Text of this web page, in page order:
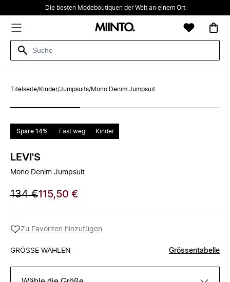
Die besten Modeboutiquen der Welt an einem Ort
Titelseite/Kinder/Jumpsuits/Mono Denim Jumpsuit
Spare 14% Fast weg Kinder
LEVI'S
Mono Denim Jumpsuit
134 €115,50 €
Zu Favoriten hinzufügen
GRÖSSE WÄHLEN Grössentabelle